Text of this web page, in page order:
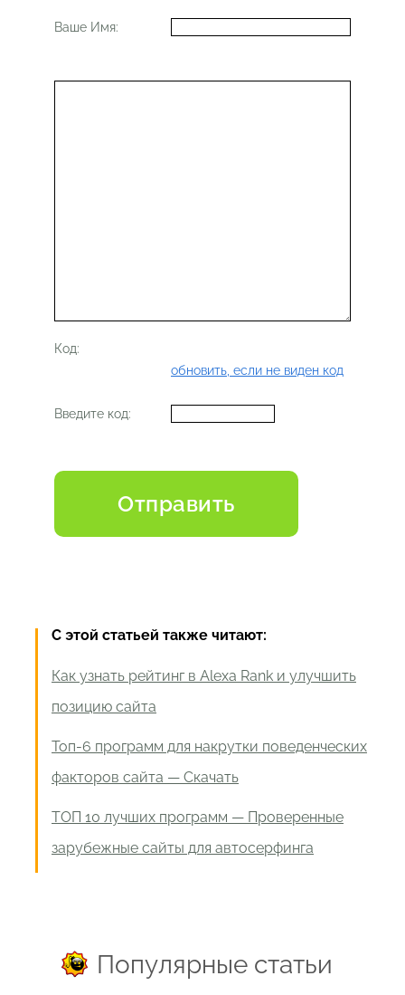
Ваше Имя:
Код:
обновить, если не виден код
Введите код:
С этой статьей также читают:
Как узнать рейтинг в Alexa Rank и улучшить
позицию сайта
Топ-6 программ для накрутки поведенческих
факторов сайта — Скачать
ТОП 10 лучших программ — Проверенные
зарубежные сайты для автосерфинга
Популярные статьи